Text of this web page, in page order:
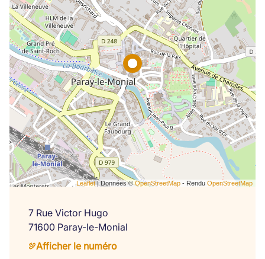
Leaflet| Données ©OpenStreetMap - Rendu OpenStreetMap
7 Rue Victor Hugo
71600 Paray-le-Monial
Afficher le numéro